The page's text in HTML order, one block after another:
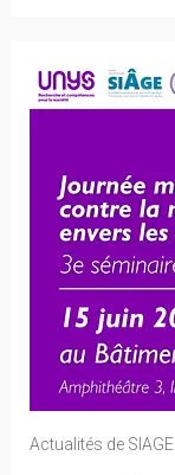
Actualités de SIAGE